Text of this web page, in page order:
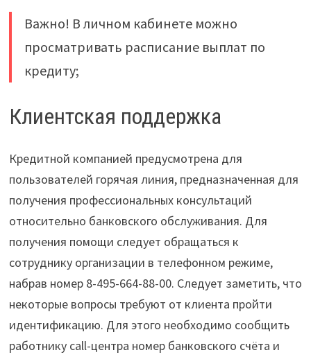
Важно! В личном кабинете можно
просматривать расписание выплат по
кредиту;
Клиентская поддержка
Кредитной компанией предусмотрена для
пользователей горячая линия, предназначенная для
получения профессиональных консультаций
относительно банковского обслуживания. Для
получения помощи следует обращаться к
сотруднику организации в телефонном режиме,
набрав номер 8-495-664-88-00. Следует заметить, что
некоторые вопросы требуют от клиента пройти
идентификацию. Для этого необходимо сообщить
работнику call-центра номер банковского счёта и